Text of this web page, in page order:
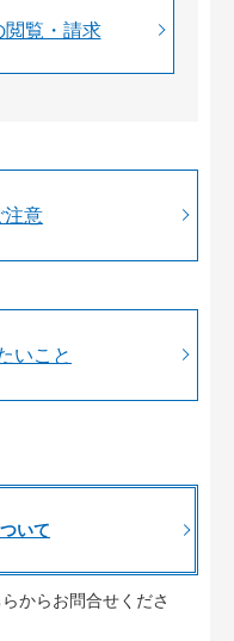
覧・請求
注意
いこと
いて
からお問合せくださ